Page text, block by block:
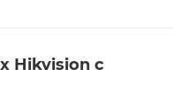
Hikvision с